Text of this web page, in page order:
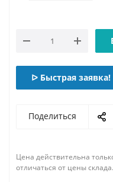
ᐅ Быстрая заявка!
Поделиться
Цена действительна
отличаться от цены склада.